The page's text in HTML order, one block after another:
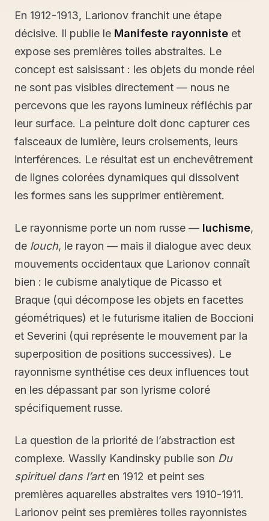
En 1912-1913, Larionov franchit une étape
décisive. Il publie le Manifeste rayonniste et
expose ses premières toiles abstraites. Le
concept est saisissant : les objets du monde réel
ne sont pas visibles directement — nous ne
percevons que les rayons lumineux réfléchis par
leur surface. La peinture doit donc capturer ces
faisceaux de lumière, leurs croisements, leurs
interférences. Le résultat est un enchevêtrement
de lignes colorées dynamiques qui dissolvent
les formes sans les supprimer entièrement.
Le rayonnisme porte un nom russe — luchisme,
de louch, le rayon — mais il dialogue avec deux
mouvements occidentaux que Larionov connaît
bien : le cubisme analytique de Picasso et
Braque (qui décompose les objets en facettes
géométriques) et le futurisme italien de Boccioni
et Severini (qui représente le mouvement par la
superposition de positions successives). Le
rayonnisme synthétise ces deux influences tout
en les dépassant par son lyrisme coloré
spécifiquement russe.
La question de la priorité de l’abstraction est
complexe. Wassily Kandinsky publie son Du
spirituel dans l’arten 1912 et peint ses
premières aquarelles abstraites vers 1910-1911.
Larionov peint ses premières toiles rayonnistes